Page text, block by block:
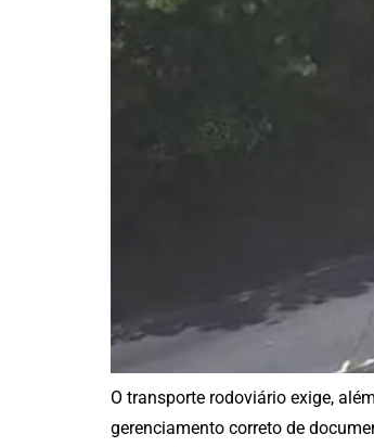
O transporte rodoviário exige,
gerenciamento correto de